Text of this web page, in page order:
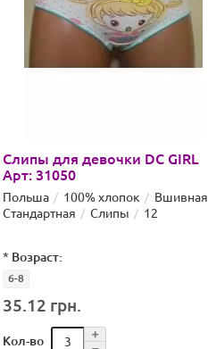
Слипы для девочки DC GIRL
Арт: 31050
Польша 100% хлопок
Вшивная
Стандартная
Слипы 12
* Возраст:
6-8
35.12 грн.
Кол-во